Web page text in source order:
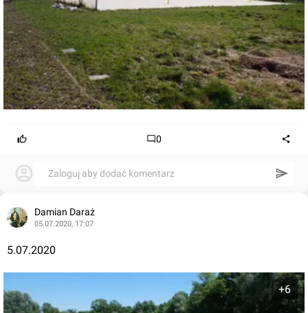
0
Zaloguj aby dodać komentarz
Damian Daraż
05.07.2020, 17:07
5.07.2020
+6